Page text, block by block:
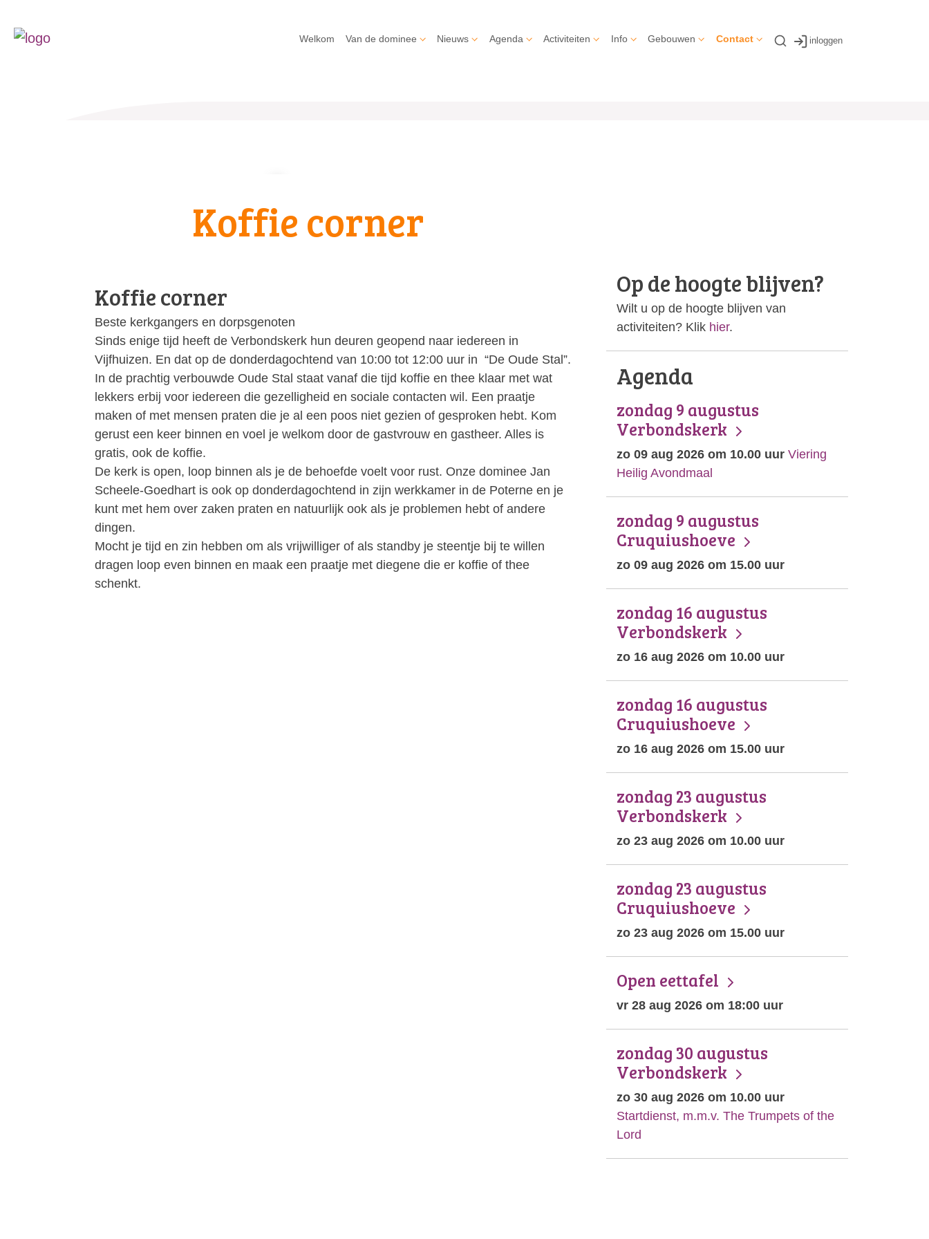
Welkom Van de dominee Nieuws Agenda Activiteiten Info Gebouwen Contact inloggen
Koffie corner
Koffie corner
Beste kerkgangers en dorpsgenoten
Sinds enige tijd heeft de Verbondskerk hun deuren geopend naar iedereen in
Vijfhuizen. En dat op de donderdagochtend van 10:00 tot 12:00 uur in “De Oude Stal”.
In de prachtig verbouwde Oude Stal staat vanaf die tijd koffie en thee klaar met wat
lekkers erbij voor iedereen die gezelligheid en sociale contacten wil. Een praatje
maken of met mensen praten die je al een poos niet gezien of gesproken hebt. Kom
gerust een keer binnen en voel je welkom door de gastvrouw en gastheer. Alles is
gratis, ook de koffie.
De kerk is open, loop binnen als je de behoefde voelt voor rust. Onze dominee Jan
Scheele-Goedhart is ook op donderdagochtend in zijn werkkamer in de Poterne en je
kunt met hem over zaken praten en natuurlijk ook als je problemen hebt of andere
dingen.
Mocht je tijd en zin hebben om als vrijwilliger of als standby je steentje bij te willen
dragen loop even binnen en maak een praatje met diegene die er koffie of thee
schenkt.
Op de hoogte blijven?
Wilt u op de hoogte blijven van
activiteiten? Klik hier.
Agenda
zondag 9 augustus
Verbondskerk
zo 09 aug 2026 om 10.00 uur Viering
Heilig Avondmaal
zondag 9 augustus
Cruquiushoeve
zo 09 aug 2026 om 15.00 uur
zondag 16 augustus
Verbondskerk
zo 16 aug 2026 om 10.00 uur
zondag 16 augustus
Cruquiushoeve
zo 16 aug 2026 om 15.00 uur
zondag 23 augustus
Verbondskerk
zo 23 aug 2026 om 10.00 uur
zondag 23 augustus
Cruquiushoeve
zo 23 aug 2026 om 15.00 uur
Open eettafel
vr 28 aug 2026 om 18:00 uur
zondag 30 augustus
Verbondskerk
zo 30 aug 2026 om 10.00 uur
Startdienst, m.m.v. The Trumpets of the
Lord